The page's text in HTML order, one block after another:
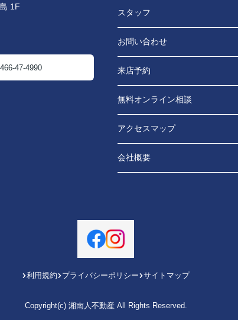
1F
47-4990
スタッフ
お問い合わせ
来店予約
無料オンライン相談
アクセスマップ
会社概要
利用規約 プライバシーポリシー サイトマップ
Copyright(c) 湘南人不動産 All Rights Reserved.